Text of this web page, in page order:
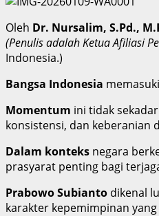
Oleh Dr. Nursalim, S.Pd.,
(Penulis adalah Ketua Afiliasi
Indonesia.)
Bangsa Indonesia
Momentum ini tidak
konsistensi, dan keberanian
Dalam konteks negara
prasyarat penting bagi
Prabowo Subianto dikenal
karakter kepemimpinan